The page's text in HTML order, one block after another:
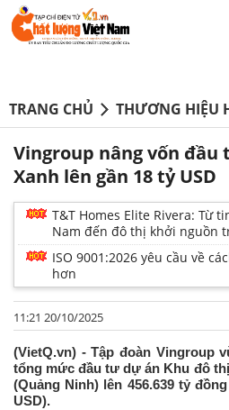
TRANG CHỦ THƯƠNG HIỆU
Vingroup nâng vốn đầu
Xanh lên gần 18 tỷ USD
T&T Homes Elite Rivera: Từ
Nam đến đô thị khởi nguồn
ISO 9001:2026 yêu cầu về
hơn
11:21 20/10/2025
(VietQ.vn) - Tập đoàn Vingroup
tổng mức đầu tư dự án Khu đô
(Quảng Ninh) lên 456.639 tỷ
USD).